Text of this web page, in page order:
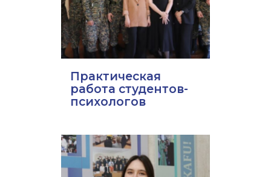
Практическая
работа студентов-
психологов